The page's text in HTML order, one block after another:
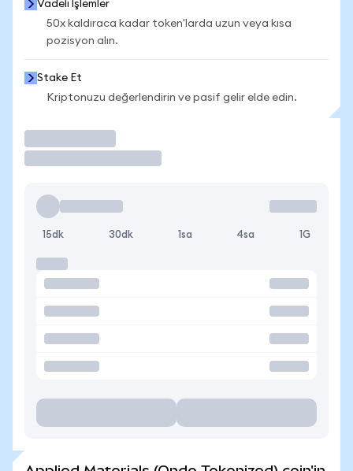
Vadeli İşlemler
50x kaldıraca kadar token'larda uzun veya kısa
pozisyon alın.
Stake Et
Kriptonuzu değerlendirin ve pasif gelir elde edin.
15dk 30dk 1sa 4sa 1G